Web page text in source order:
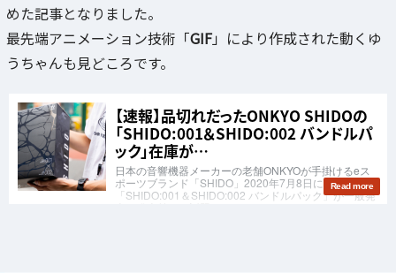
めた記事となりました。
最先端アニメーション技術「GIF」により作成された動くゆ
うちゃんも見どころです。